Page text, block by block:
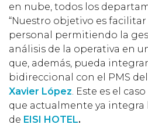
en nube, todos los
“Nuestro objetivo es facilitar
personal permitiendo la
análisis de la operativa en
que, además, pueda
bidireccional con el PMS
Xavier López . Este es el
que actualmente ya integra
de EISI HOTEL.